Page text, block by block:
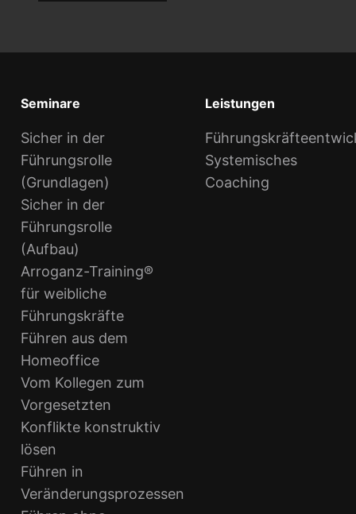
Seminare
Sicher in der
Führungsrolle
(Grundlagen)
Sicher in der
Führungsrolle
(Aufbau)
Arroganz-Training®
für weibliche
Führungskräfte
Führen aus dem
Homeoffice
Vom Kollegen zum
Vorgesetzten
Konflikte konstruktiv
lösen
Führen in
Veränderungsprozessen
Leistungen
Systemisches
Coaching